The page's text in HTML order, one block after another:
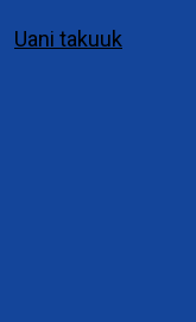
Uani takuuk